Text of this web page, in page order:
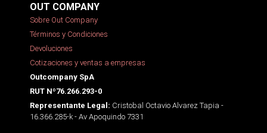
OUT COMPANY
Sobre Out Company
Términos y Condiciones
Devoluciones
Cotizaciones y ventas a empresas
Outcompany SpA
RUT Nº76.266.293-0
Representante Legal: Cristobal Octavio Alvarez Tapia -
16.366.285-k - Av Apoquindo 7331